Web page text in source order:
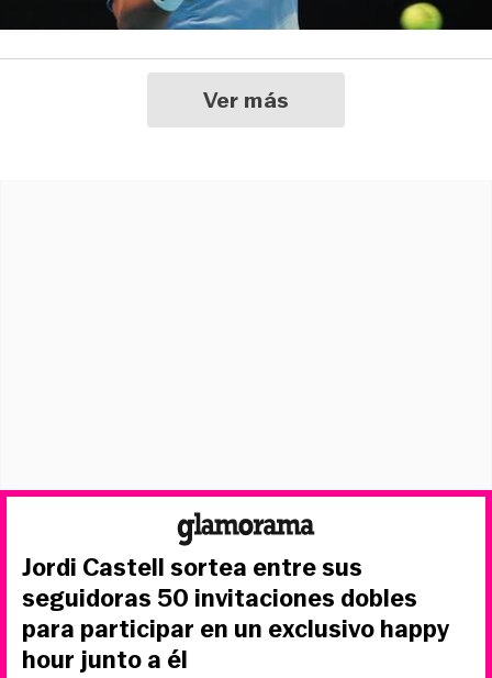
Ver más
Jordi Castell sortea entre sus
seguidoras 50 invitaciones dobles
para participar en un exclusivo happy
hour junto a él